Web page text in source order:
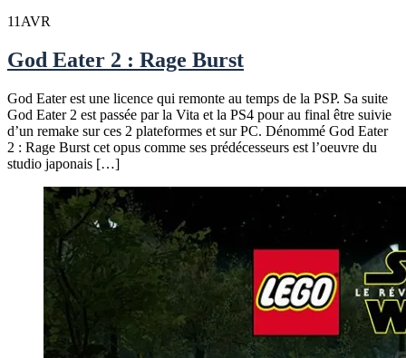
11 AVR
God Eater 2 : Rage Burst
God Eater est une licence qui remonte au temps de la PSP. Sa suite
God Eater 2 est passée par la Vita et la PS4 pour au final être suivie
d’un remake sur ces 2 plateformes et sur PC. Dénommé God Eater
2 : Rage Burst cet opus comme ses prédécesseurs est l’oeuvre du
studio japonais […]